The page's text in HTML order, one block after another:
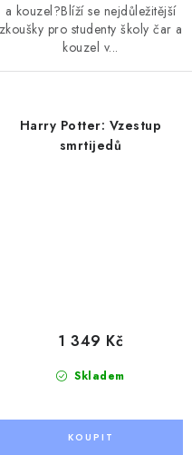
a kouzel?Blíží se nejdůležitější
zkoušky pro studenty školy čar a
kouzel v...
Harry Potter: Vzestup
smrtijedů
Skladem
1 349 Kč